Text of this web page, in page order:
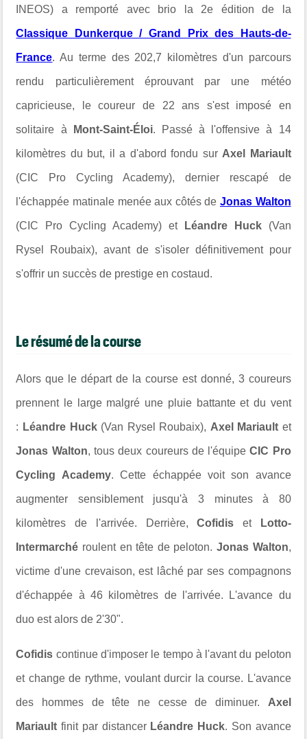
INEOS) a remporté avec brio la 2e édition de la
Classique Dunkerque / Grand Prix des Hauts-de-
France. Au terme des 202,7 kilomètres d'un parcours
rendu particulièrement éprouvant par une météo
capricieuse, le coureur de 22 ans s'est imposé en
solitaire à Mont-Saint-Éloi. Passé à l'offensive à 14
kilomètres du but, il a d'abord fondu sur Axel Mariault
(CIC Pro Cycling Academy), dernier rescapé de
l'échappée matinale menée aux côtés de Jonas Walton
(CIC Pro Cycling Academy) et Léandre Huck(Van
Rysel Roubaix), avant de s'isoler définitivement pour
s'offrir un succès de prestige en costaud.
Le résumé de la course
Alors que le départ de la course est donné, 3 coureurs
prennent le large malgré une pluie battante et du vent
: Léandre Huck (Van Rysel Roubaix), Axel Mariault et
Jonas Walton, tous deux coureurs de l'équipeCIC Pro
Cycling Academy. Cette échappée voit son avance
augmenter sensiblement jusqu'à 3 minutes à 80
kilomètres de l'arrivée. Derrière,Cofidis et Lotto-
Intermarché roulent en tête de peloton. Jonas Walton,
victime d'une crevaison, est lâché par ses compagnons
d'échappée à 46 kilomètres de l'arrivée. L'avance du
duo est alors de 2'30".
Cofidis continue d'imposer le tempo à l'avant du peloton
et change de rythme, voulant durcir la course. L'avance
des hommes de tête ne cesse de diminuer. Axel
Mariault finit par distancer Léandre Huck. Son avance